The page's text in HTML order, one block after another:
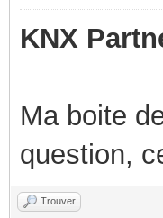
KNX
Ma boite
question,
Trouver